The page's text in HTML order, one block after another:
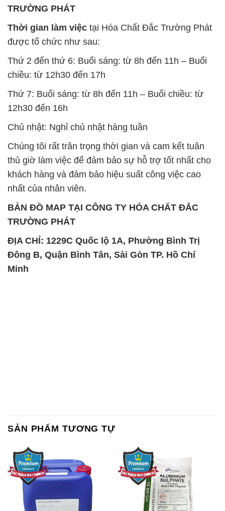
chiều: từ 12h30 đến 17h
Thứ 7: Buổi sáng: từ 8h đến 11h – Buổi chiều: từ
12h30 đến 16h
Chủ nhật: Nghỉ chủ nhật hàng tuần
thủ giờ làm việc để đảm bảo sự hỗ trợ tốt nhất cho
khách hàng và đảm bảo hiệu suất công việc cao
nhất của nhân viên.
BẢN ĐỒ MAP TẠI CÔNG TY HÓA CHẤT ĐẮC
TRƯỜNG PHÁT
ĐỊA CHỈ: 1229C Quốc lộ 1A, Phường Bình Trị
Đông B, Quận Bình Tân, Sài Gòn TP. Hồ Chí
Minh
Chất Bảo Quản CMIT Thái
Lan Thailand
Phèn Nhôm – Al2(SO4)3 17%
Ấn Độ India